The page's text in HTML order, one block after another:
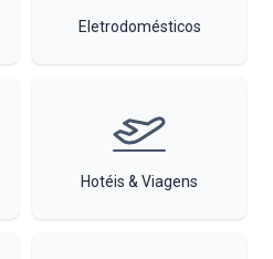
Eletrodomésticos
Hotéis & Viagens